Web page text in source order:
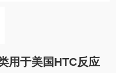
用于美国HTC反应